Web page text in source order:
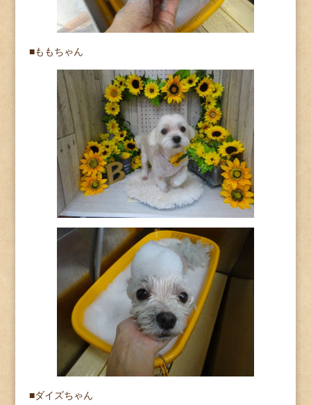
■ももちゃん
■ダイズちゃん